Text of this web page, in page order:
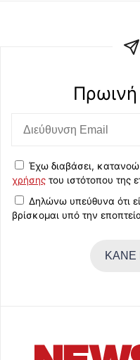
Έχω διαβάσει,
χρήσης του ιστότοπου της
Δηλώνω υπεύθυνα ότι
βρίσκομαι υπό την
ΚΑΝΕ